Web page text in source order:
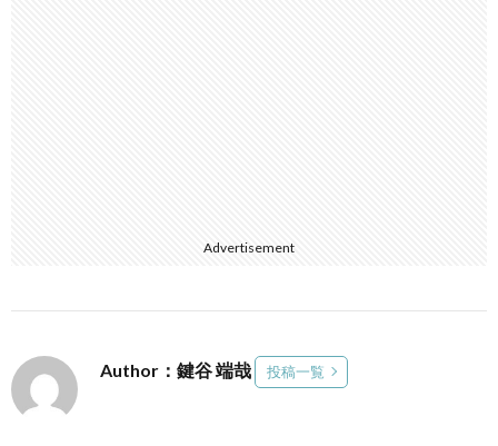
Advertisement
Author：鍵谷 端哉 投稿一覧